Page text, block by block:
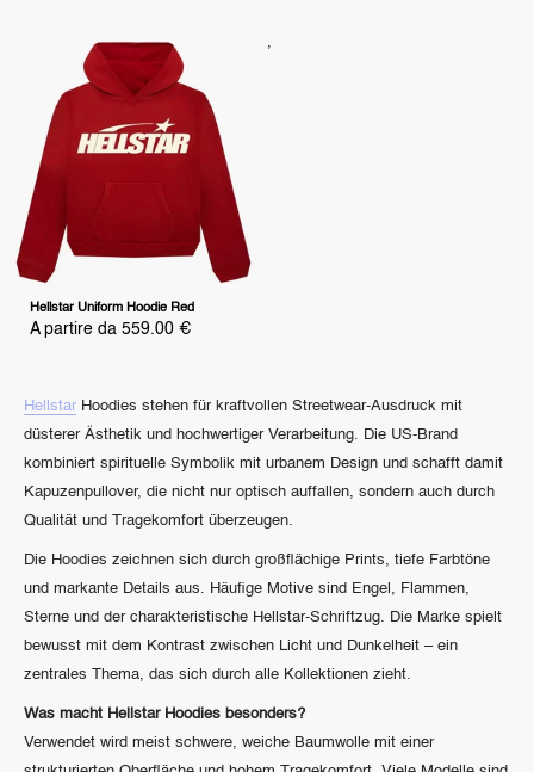
Hellstar Uniform Hoodie Red
Prezzo
A partire da 559.00 €
,
Hellstar Hoodies stehen für kraftvollen Streetwear-Ausdruck mit
düsterer Ästhetik und hochwertiger Verarbeitung. Die US-Brand
kombiniert spirituelle Symbolik mit urbanem Design und schafft damit
Kapuzenpullover, die nicht nur optisch auffallen, sondern auch durch
Qualität und Tragekomfort überzeugen.
Die Hoodies zeichnen sich durch großflächige Prints, tiefe Farbtöne
und markante Details aus. Häufige Motive sind Engel, Flammen,
Sterne und der charakteristische Hellstar-Schriftzug. Die Marke spielt
bewusst mit dem Kontrast zwischen Licht und Dunkelheit – ein
zentrales Thema, das sich durch alle Kollektionen zieht.
Was macht Hellstar Hoodies besonders?
Verwendet wird meist schwere, weiche Baumwolle mit einer